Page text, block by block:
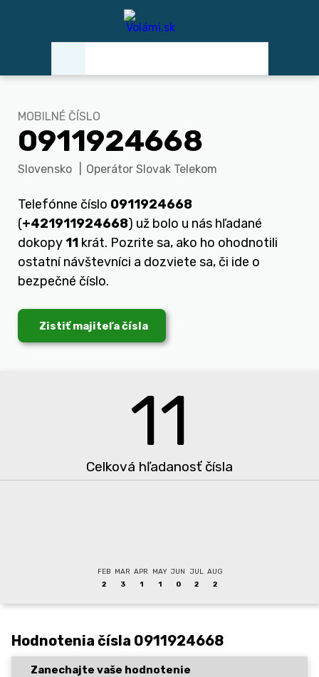
MOBILNÉ ČÍSLO
0911924668
Slovensko Operátor Slovak Telekom
Telefónne číslo 0911924668
(+421911924668) už bolo u nás hľadané
dokopy 11krát. Pozrite sa, ako ho ohodnotili
ostatní návštevníci a dozviete sa, či ide o
bezpečné číslo.
Zistiť majiteľa čísla
11
Celková hľadanosť čísla
FEB
2
MAR
3
APR
1
MAY
1
JUN
0
JUL
2
AUG
2
Hodnotenia čísla 0911924668
Zanechajte vaše hodnotenie